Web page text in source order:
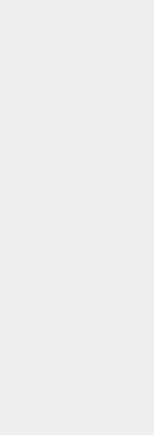
для жінок